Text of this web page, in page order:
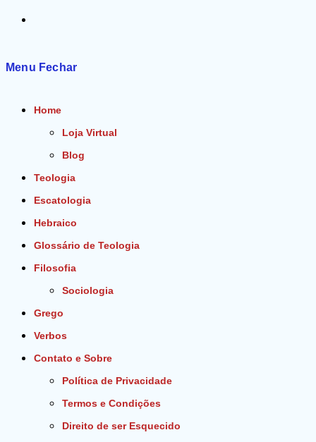
Menu Fechar
Home
Loja Virtual
Blog
Teologia
Escatologia
Hebraico
Glossário de Teologia
Filosofia
Sociologia
Grego
Verbos
Contato e Sobre
Política de Privacidade
Termos e Condições
Direito de ser Esquecido